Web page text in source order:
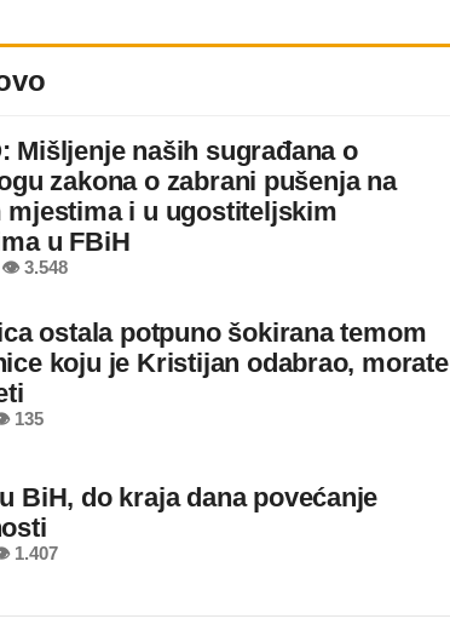
Mišljenje naših sugrađana o
zakona o zabrani pušenja na
mjestima i u ugostiteljskim
u FBiH
👁 3.548
ostala potpuno šokirana temom
koju je Kristijan odabrao, morate
135
BiH, do kraja dana povećanje
1.407